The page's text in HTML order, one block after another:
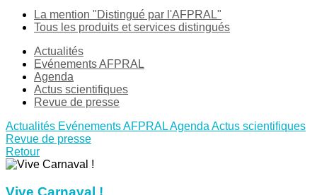
La mention "Distingué par l'AFPRAL"
Tous les produits et services distingués
Actualités
Evénements AFPRAL
Agenda
Actus scientifiques
Revue de presse
Actualités Evénements AFPRALAgenda Actus scientifiques
Revue de presse
Retour
Vive Carnaval !